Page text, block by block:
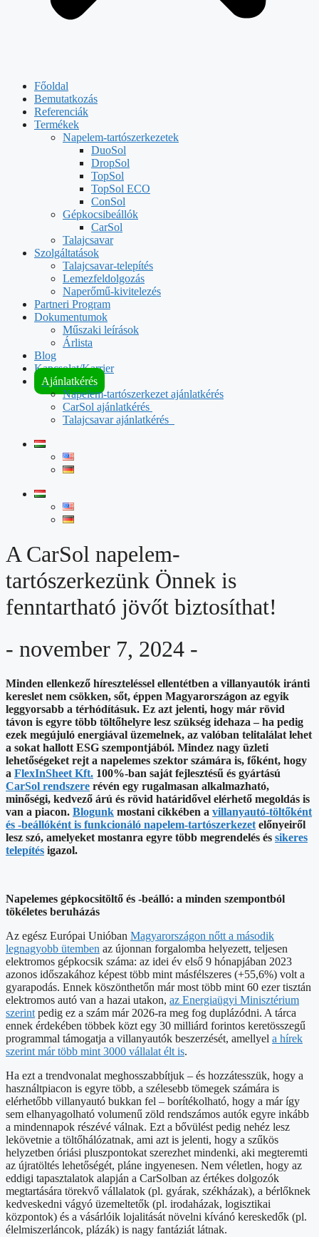
Főoldal
Bemutatkozás
Referenciák
Termékek
Napelem-tartószerkezetek
DuoSol
DropSol
TopSol
TopSol ECO
ConSol
Gépkocsibeállók
CarSol
Talajcsavar
Szolgáltatások
Talajcsavar-telepítés
Lemezfeldolgozás
Naperőmű-kivitelezés
Partneri Program
Dokumentumok
Műszaki leírások
Árlista
Blog
Kapcsolat/Karrier
Ajánlatkérés
Napelem-tartószerkezet ajánlatkérés
CarSol ajánlatkérés
Talajcsavar ajánlatkérés
A CarSol napelem-
tartószerkezünk Önnek is
fenntartható jövőt biztosíthat!
- november 7, 2024 -
Minden ellenkező híreszteléssel ellentétben a villanyautók iránti
kereslet nem csökken, sőt, éppen Magyarországon az egyik
leggyorsabb a térhódításuk. Ez azt jelenti, hogy már rövid
távon is egyre több töltőhelyre lesz szükség idehaza – ha pedig
ezek megújuló energiával üzemelnek, az valóban telitalálat lehet
a sokat hallott ESG szempontjából. Mindez nagy üzleti
lehetőségeket rejt a napelemes szektor számára is, főként, hogy
a FlexInSheet Kft. 100%-ban saját fejlesztésű és gyártású
CarSol rendszere révén egy rugalmasan alkalmazható,
minőségi, kedvező árú és rövid határidővel elérhető megoldás is
van a piacon. Blogunk mostani cikkében a villanyautó-töltőként
és -beállóként is funkcionáló napelem-tartószerkezet előnyeiről
lesz szó, amelyeket mostanra egyre több megrendelés és sikeres
telepítés igazol.
Napelemes gépkocsitöltő és -beálló: a minden szempontból
tökéletes beruházás
Az egész Európai Unióban Magyarországon nőtt a második
legnagyobb ütemben az újonnan forgalomba helyezett, teljesen
elektromos gépkocsik száma: az idei év első 9 hónapjában 2023
azonos időszakához képest több mint másfélszeres (+55,6%) volt a
gyarapodás. Ennek köszönthetőn már most több mint 60 ezer tisztán
elektromos autó van a hazai utakon, az Energiaügyi Minisztérium
szerint pedig ez a szám már 2026-ra meg fog duplázódni. A tárca
ennek érdekében többek közt egy 30 milliárd forintos keretösszegű
programmal támogatja a villanyautók beszerzését, amellyel a hírek
szerint már több mint 3000 vállalat élt is.
Ha ezt a trendvonalat meghosszabbítjuk – és hozzátesszük, hogy a
használtpiacon is egyre több, a szélesebb tömegek számára is
elérhetőbb villanyautó bukkan fel – borítékolható, hogy a már így
sem elhanyagolható volumenű zöld rendszámos autók egyre inkább
a mindennapok részévé válnak. Ezt a bővülést pedig nehéz lesz
lekövetnie a töltőhálózatnak, ami azt is jelenti, hogy a szűkös
helyzetben óriási pluszpontokat szerezhet mindenki, aki megteremti
az újratöltés lehetőségét, pláne ingyenesen. Nem véletlen, hogy az
eddigi tapasztalatok alapján a CarSolban az értékes dolgozók
megtartására törekvő vállalatok (pl. gyárak, székházak), a bérlőknek
kedveskedni vágyó üzemeltetők (pl. irodaházak, logisztikai
központok) és a vásárlóik lojalitását növelni kívánó kereskedők (pl.
élelmiszerláncok, plázák) is nagy fantáziát látnak.